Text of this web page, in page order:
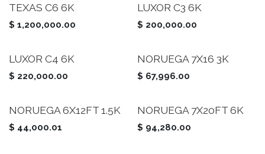
TEXAS C6 6K
$ 1,200,000.00
LUXOR C3 6K
$ 200,000.00
LUXOR C4 6K
$ 220,000.00
NORUEGA 7X16 3K
$ 67,996.00
NORUEGA 6X12FT 1.5K
$ 44,000.01
NORUEGA 7X20FT 6K
$ 94,280.00